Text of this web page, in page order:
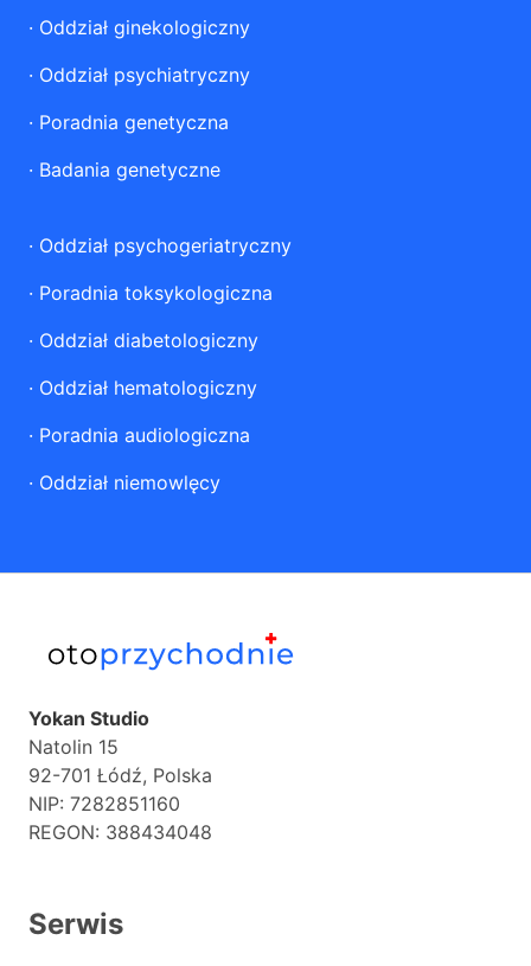
· Oddział ginekologiczny
· Oddział psychiatryczny
· Poradnia genetyczna
· Badania genetyczne
· Oddział psychogeriatryczny
· Poradnia toksykologiczna
· Oddział diabetologiczny
· Oddział hematologiczny
· Poradnia audiologiczna
· Oddział niemowlęcy
Yokan Studio
Natolin 15
92-701 Łódź, Polska
NIP: 7282851160
REGON: 388434048
Serwis